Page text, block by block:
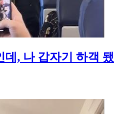
데, 나 갑자기 하객 됐